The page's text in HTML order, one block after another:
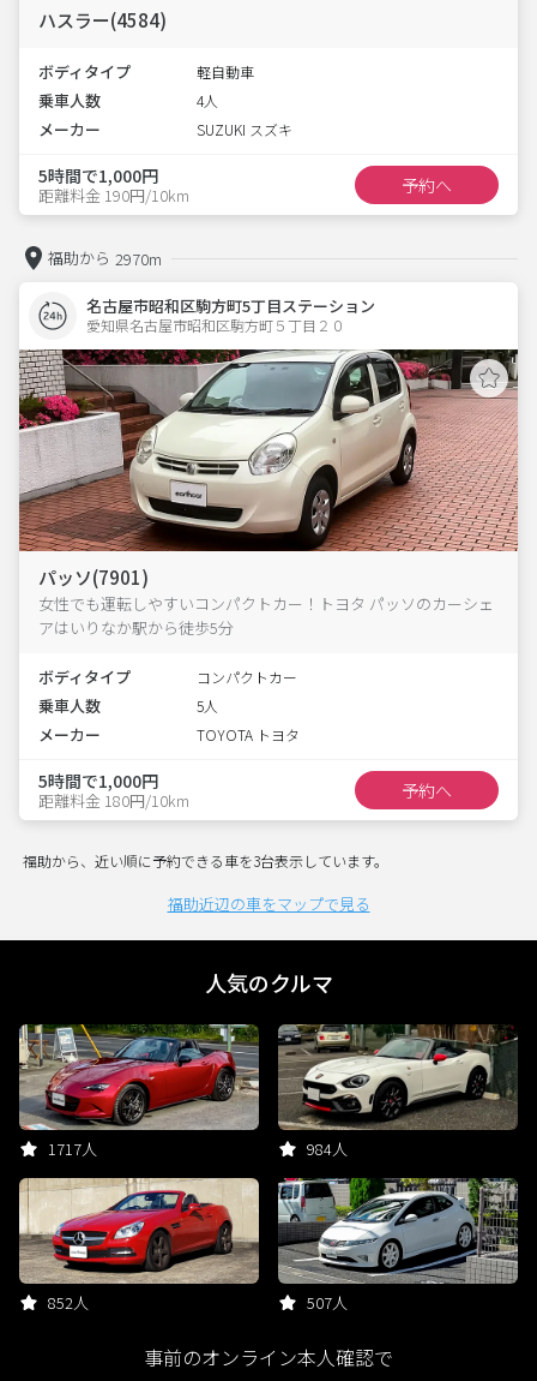
ハスラー(4584)
ボディタイプ 軽自動車
乗車人数 4人
メーカー SUZUKI スズキ
5時間で1,000円
距離料金 190円/10km 予約へ
福助から 2970m
名古屋市昭和区駒方町5丁目ステーション
愛知県名古屋市昭和区駒方町５丁目２０
パッソ(7901)
女性でも運転しやすいコンパクトカー！トヨタ パッソのカーシェ
アはいりなか駅から徒歩5分
ボディタイプ コンパクトカー
乗車人数 5人
メーカー TOYOTA トヨタ
5時間で1,000円
距離料金 180円/10km 予約へ
福助から、近い順に予約できる車を3台表示しています。
福助近辺の車をマップで見る
人気のクルマ
1717人 984人
852人 507人
事前のオンライン本人確認で